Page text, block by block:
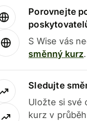
Porovnejte
S Wise vás
směnný kurz.
Sledujte
Uložte si své
kurz v